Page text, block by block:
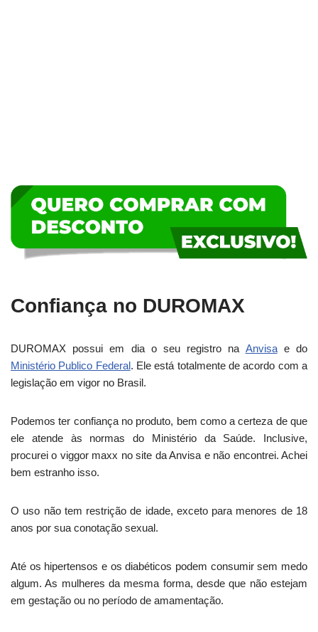
Confiança no DUROMAX
DUROMAX possui em dia o seu registro na Anvisae do
Ministério Publico Federal. Ele está totalmente de acordo com a
legislação em vigor no Brasil.
Podemos ter confiança no produto, bem como a certeza de que
ele atende às normas do Ministério da Saúde. Inclusive,
procurei o viggor maxx no site da Anvisa e não encontrei. Achei
bem estranho isso.
O uso não tem restrição de idade, exceto para menores de 18
anos por sua conotação sexual.
Até os hipertensos e os diabéticos podem consumir sem medo
algum. As mulheres da mesma forma, desde que não estejam
em gestação ou no período de amamentação.